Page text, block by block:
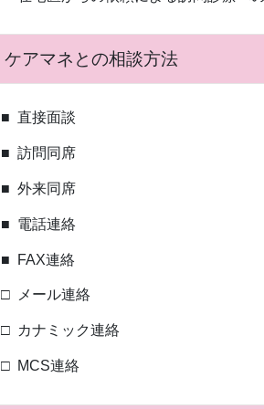
ケアマネとの相談方法
■ 直接面談
■ 訪問同席
■ 外来同席
■ 電話連絡
■ FAX連絡
□ メール連絡
□ カナミック連絡
□ MCS連絡